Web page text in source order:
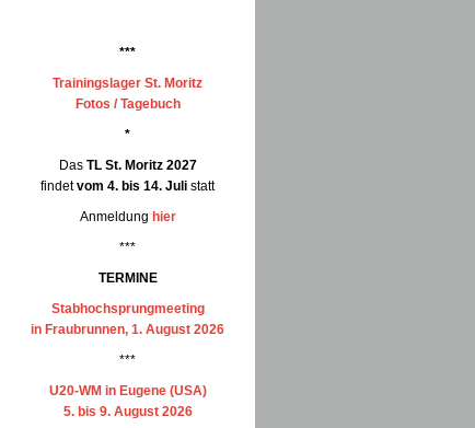
***
Trainingslager St. Moritz
Fotos / Tagebuch
*
Das TL St. Moritz 2027
findetvom 4. bis 14. Juli statt
Anmeldung hier
***
TERMINE
Stabhochsprungmeeting
in Fraubrunnen, 1. August 2026
***
U20-WM in Eugene (USA)
5. bis 9. August 2026